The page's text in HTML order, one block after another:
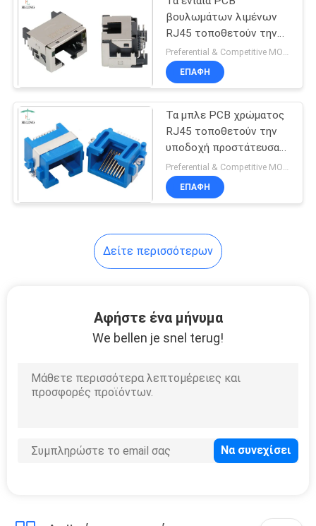
βουλωμάτων λιμένων
RJ45 τοποθετούν την
ετικέττα κάτω από
RoHS υποχωρητικό με
τις κίτρινες/πράσινες
Preferential & Competitive MOQ:1000
ΕΠΑΦΉ
Τα μπλε PCB χρώματος
RJ45 τοποθετούν την
υποδοχή προστάτευσαν
κατά το ήμισυ την
τελική πίσσα 1.27mm
για Ethernet
Preferential & Competitive MOQ:3000
ΕΠΑΦΉ
Δείτε περισσότερων
Αφήστε ένα μήνυμα
We bellen je snel terug!